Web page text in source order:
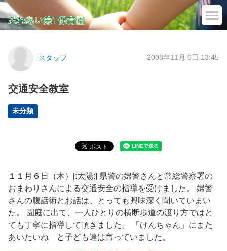
スタッフ 2008年11月 6日 13:45
交通安全教室
未分類
１１月６日（木）[:太陽:] 県警の婦警さんと常総警察署の
おまわりさんによる交通安全の指導を受けました。 婦警
さんの腹話術とお話は、とっても興味深く聞いていまい
た。 園庭に出て、一人ひとりの横断歩道の渡り方ではと
ても丁寧に指導して頂きました。 「けんちゃん」にまた
あいたいね と子ども達は言っていました。